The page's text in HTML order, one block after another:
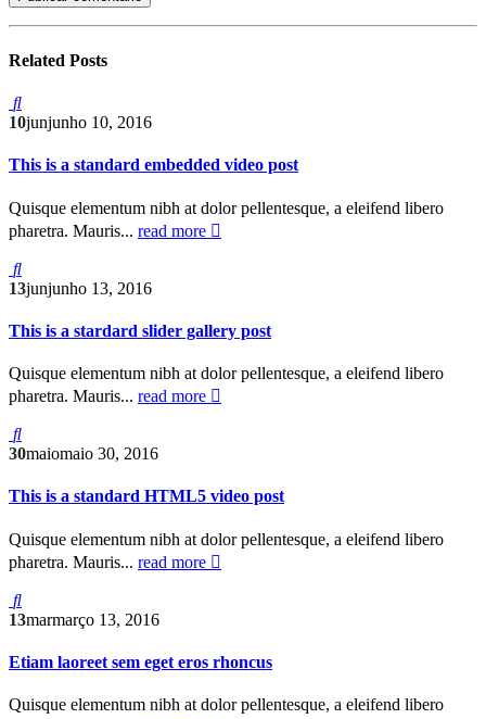
Related Posts
10junjunho 10, 2016
This is a standard embedded video post
Quisque elementum nibh at dolor pellentesque, a eleifend libero
pharetra. Mauris... read more
13junjunho 13, 2016
This is a stardard slider gallery post
Quisque elementum nibh at dolor pellentesque, a eleifend libero
pharetra. Mauris... read more
30maiomaio 30, 2016
This is a standard HTML5 video post
Quisque elementum nibh at dolor pellentesque, a eleifend libero
pharetra. Mauris... read more
13marmarço 13, 2016
Etiam laoreet sem eget eros rhoncus
Quisque elementum nibh at dolor pellentesque, a eleifend libero